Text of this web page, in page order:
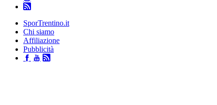
SporTrentino.it
Chi siamo
Affiliazione
Pubblicità